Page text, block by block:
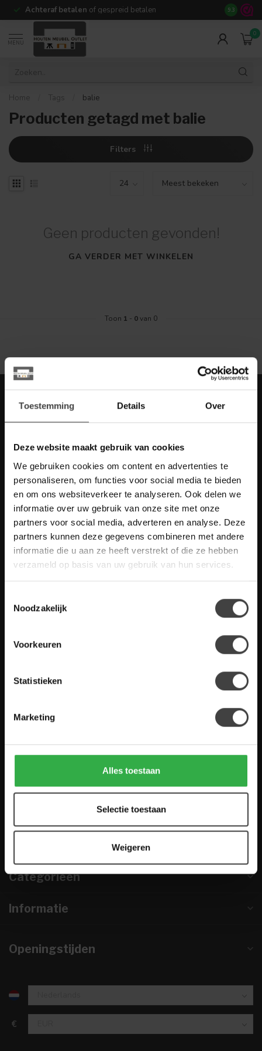
Toestemming Details Over
Deze website maakt gebruik van cookies
We gebruiken cookies om content en advertenties te
personaliseren, om functies voor social media te bieden
en om ons websiteverkeer te analyseren. Ook delen we
informatie over uw gebruik van onze site met onze
partners voor social media, adverteren en analyse. Deze
partners kunnen deze gegevens combineren met andere
informatie die u aan ze heeft verstrekt of die ze hebben
verzameld op basis van uw gebruik van hun services.
Noodzakelijk
Voorkeuren
Statistieken
Marketing
Alles toestaan
Selectie toestaan
Weigeren
Achteraf betalen of gespreid betalen 14 dagen
9.3
MENU
0
Home Tags balie
Producten getagd met balie
Filters
Geen producten gevonden!
GA VERDER MET WINKELEN
Toon 1 - 0van 0
Meer informatie
Heb je vragen over onze artikelen of jouw aankoop? Bekijk dan
de klantenservice pagina. Daar staan antwoorden op veel
gestelde vragen. Staat jouw vraag er niet tussen? Dan staat er
ook vermeld hoe je contact met ons kunt opnemen.
Klantenservice
scherpe acties
Blijf op de hoogte van onze actuele aanbiedingen
Houten Meubel Outlet
Zandwilg 21
Nederland
info@houtenmeubeloutlet.nl
KVK nummer:67984495
NL857253633B01
Categorieën
Informatie
Openingstijden
€